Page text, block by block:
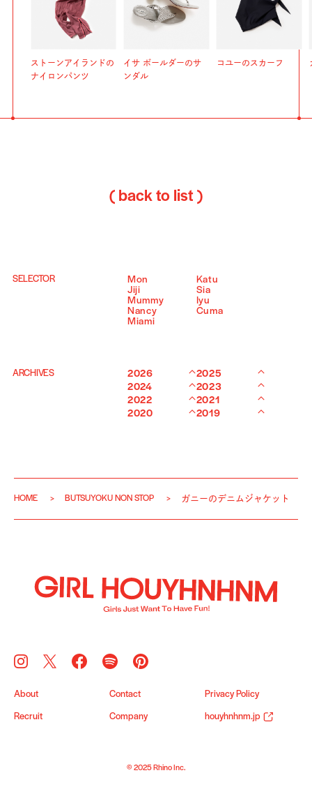
ストーンアイランドの
ナイロンパンツ
イサ ボールダーのサ
ンダル
コユーのスカーフ
( back to list )
SELECTOR Mon
Katu
Jiji
Sia
Mummy
Iyu
Nancy
Cuma
Miami
ARCHIVES 2026
2025
2024
2023
2022
2021
2020
2019
HOME BUTSUYOKU NON STOP ガニーのデニムジャケット
About Contact Privacy Policy
Recruit Company houyhnhnm.jp
© 2025 Rhino Inc.